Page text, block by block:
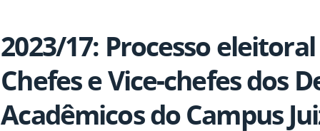
2023/17: Processo
Chefes e Vice-chefes dos
Acadêmicos do Campus